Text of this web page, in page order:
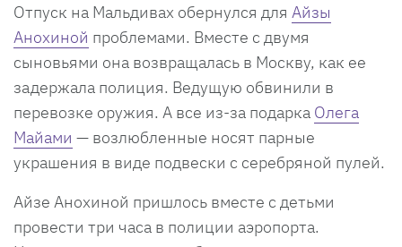
Отпуск на Мальдивах обернулся для Айзы
Анохиной проблемами. Вместе с двумя
сыновьями она возвращалась в Москву, как ее
задержала полиция. Ведущую обвинили в
перевозке оружия. А все из-за подарка Олега
Майами — возлюбленные носят парные
украшения в виде подвески с серебряной пулей.
Айзе Анохиной пришлось вместе с детьми
провести три часа в полиции аэропорта.